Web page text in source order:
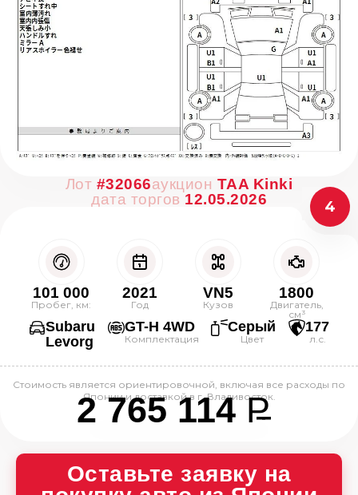
Лот #32066аукцион TAA Kinki
дата торгов 12.05.2026 4
101 000
Пробег, км:
2021
Год
VN5
Кузов
1800
Двигатель,
см³
Subaru
Levorg
GT-H 4WD
Комплектация
Серый
Цвет
177
л.с.
Стоимость является ориентировочной, включая все расходы по
Японии и доставкой в г. Владивосток.
2 765 114P
--
Оставьте заявку на